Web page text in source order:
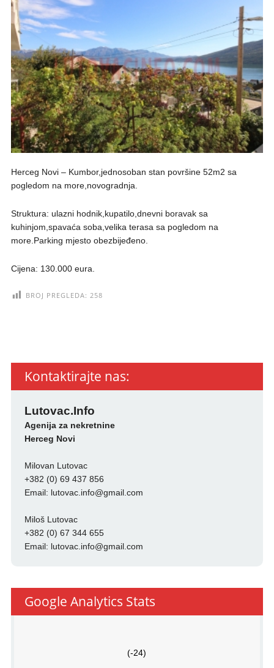
Herceg Novi – Kumbor,jednosoban stan površine 52m2 sa
pogledom na more,novogradnja.
Struktura: ulazni hodnik,kupatilo,dnevni boravak sa
kuhinjom,spavaća soba,velika terasa sa pogledom na
more.Parking mjesto obezbijeđeno.
Cijena: 130.000 eura.
BROJ PREGLEDA: 258
Kontaktirajte nas:
Lutovac.Info
Agenija za nekretnine
Herceg Novi
Milovan Lutovac
+382 (0) 69 437 856
Email: lutovac.info@gmail.com
Miloš Lutovac
+382 (0) 67 344 655
Email: lutovac.info@gmail.com
Google Analytics Stats
(-24)